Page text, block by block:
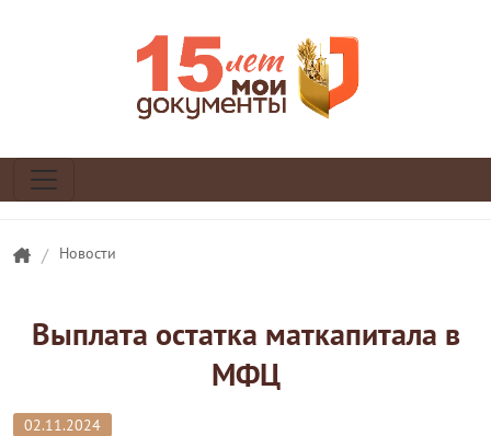
/ Новости
Выплата остатка маткапитала в
МФЦ
02.11.2024